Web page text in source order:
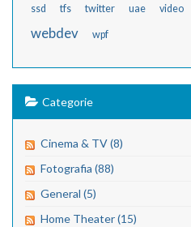
ssd tfs twitter uae video
webdev wpf
Categorie
Cinema & TV (8)
Fotografia (88)
General (5)
Home Theater (15)